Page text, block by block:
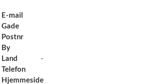
E-mail
Gade
Postnr
By
Land
-
Telefon
Hjemmeside